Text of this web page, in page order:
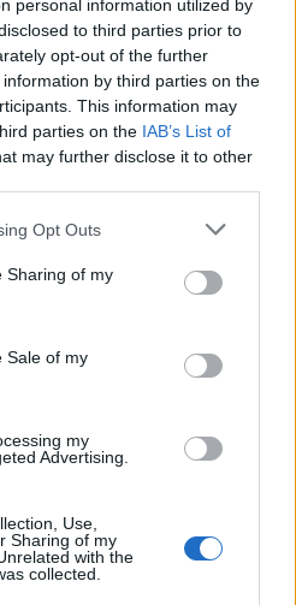
personal information utilized by
to third parties prior to
opt-out of the further
by third parties on the
This information may
parties on the IAB’s List of
may further disclose it to other
Opt Outs
Sharing of my
Sale of my
my
Advertising.
Use,
Sharing of my
with the
collected.
, keisi medini